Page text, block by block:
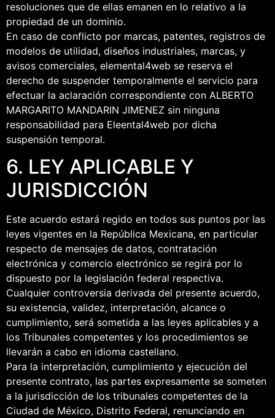
resoluciones que de ellas emanen en lo relativo a la
propiedad de un dominio.
En caso de conflicto por marcas, patentes, registros de
modelos de utilidad, diseños industriales, marcas, y
avisos comerciales, elemental4web se reserva el
derecho de suspender temporalmente el servicio para
efectuar la aclaración correspondiente con ALBERTO
MARGARITO MANDARIN JIMENEZ sin ninguna
responsabilidad para Eleental4web por dicha
suspensión temporal.
6. LEY APLICABLE Y
JURISDICCIÓN
Este acuerdo estará regido en todos sus puntos por las
leyes vigentes en la República Mexicana, en particular
respecto de mensajes de datos, contratación
electrónica y comercio electrónico se regirá por lo
dispuesto por la legislación federal respectiva.
Cualquier controversia derivada del presente acuerdo,
su existencia, validez, interpretación, alcance o
cumplimiento, será sometida a las leyes aplicables y a
los Tribunales competentes y los procedimientos se
llevarán a cabo en idioma castellano.
Para la interpretación, cumplimiento y ejecución del
presente contrato, las partes expresamente se someten
a la jurisdicción de los tribunales competentes de la
Ciudad de México, Distrito Federal, renunciando en